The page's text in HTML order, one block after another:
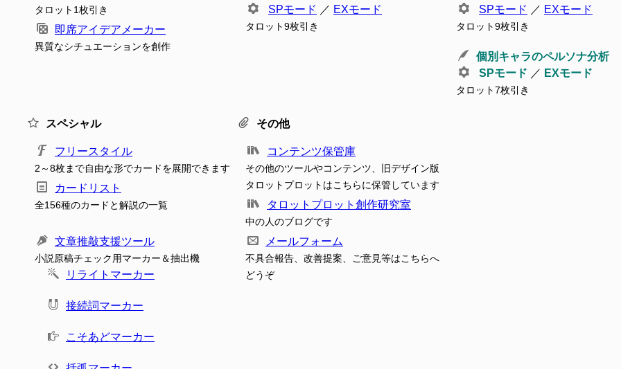
タロット1枚引き
即席アイデアメーカー
異質なシチュエーションを創作
SPモード ／ EXモード
タロット9枚引き
SPモード ／ EXモード
タロット9枚引き
個別キャラのペルソナ分析
SPモード ／ EXモード
タロット7枚引き
スペシャル
フリースタイル
2～8枚まで自由な形でカードを展開できます
カードリスト
全156種のカードと解説の一覧
文章推敲支援ツール
小説原稿チェック用マーカー＆抽出機
リライトマーカー
接続詞マーカー
こそあどマーカー
その他
コンテンツ保管庫
その他のツールやコンテンツ、旧デザイン版
タロットプロットはこちらに保管しています
タロットプロット創作研究室
中の人のブログです
メールフォーム
不具合報告、改善提案、ご意見等はこちらへ
どうぞ